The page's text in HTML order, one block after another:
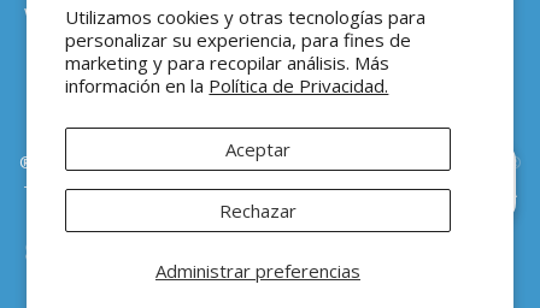
Utilizamos cookies y otras tecnologías para
personalizar su experiencia, para fines de
marketing y para recopilar análisis. Más
información en la Política de Privacidad.
Administrar preferencias
Aceptar
Rechazar
WhatsApp: 464 205 4992
®Ferretería El Oso Todos los derechos reservados |
Vitamina Online®
Todos los precios de venta sugeridos están en MXN ($) e incluyen IVA
Hola 👋 ¿En qué podemos
ayudarte?